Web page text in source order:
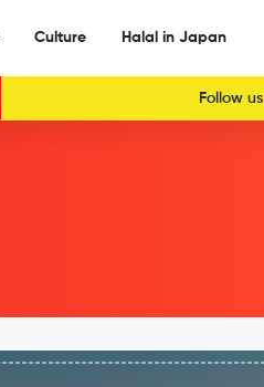
Culture Halal in Japan
Follow us